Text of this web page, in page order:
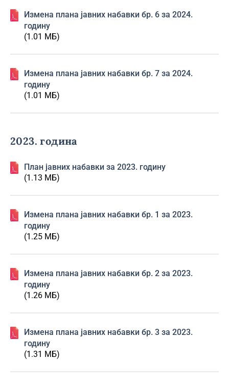
Изменa плана јавних набавки бр. 6 за 2024.
годину
(1.01 МБ)
Изменa плана јавних набавки бр. 7 за 2024.
годину
(1.01 МБ)
2023. година
План јавних набавки за 2023. годину
(1.13 МБ)
Изменa плана јавних набавки бр. 1 за 2023.
годину
(1.25 МБ)
Изменa плана јавних набавки бр. 2 за 2023.
годину
(1.26 МБ)
Изменa плана јавних набавки бр. 3 за 2023.
годину
(1.31 МБ)